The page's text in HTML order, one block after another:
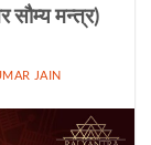
सौम्य मन्त्र)
JAIN